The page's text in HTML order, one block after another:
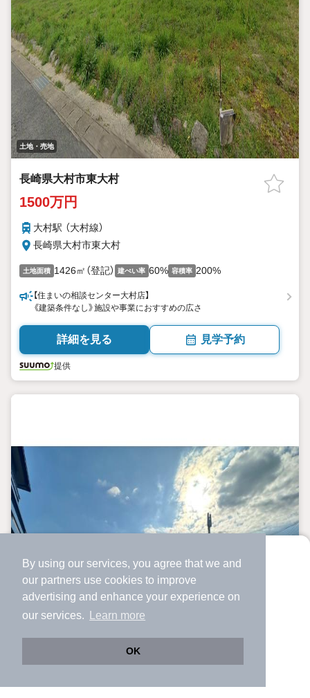
By using our services, you agree that we and
our partners use cookies to improve
advertising and enhance your experience on
our services.
Learn more
OK
より使いやすくなった
アプリで物件探ししませんか？
サクサク動く地図で物件検索
土地・売地
長崎県大村市東大村
1500万円
大村駅 （大村線）
長崎県大村市東大村
土地面積 1426㎡（登記） 建ぺい率 60% 容積率 200%
【住まいの相談センター大村店】
《建築条件なし》施設や事業におすすめの広さ
詳細を見る 見学予約
提供